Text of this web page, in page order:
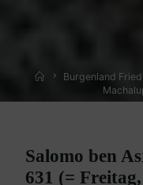
HomeBurgenland
Salomo ben
631 (=